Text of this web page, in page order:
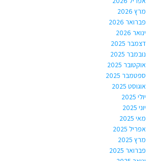
מרץ 2026
פברואר 2026
ינואר 2026
דצמבר 2025
נובמבר 2025
אוקטובר 2025
ספטמבר 2025
אוגוסט 2025
יולי 2025
יוני 2025
מאי 2025
אפריל 2025
מרץ 2025
פברואר 2025